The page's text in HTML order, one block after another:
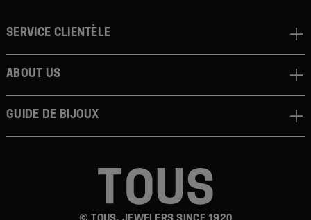
Service clientèle
About us
Guide de bijoux